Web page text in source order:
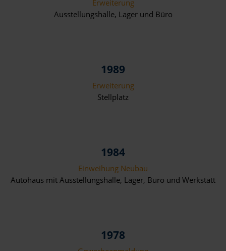
Erweiterung
Ausstellungshalle, Lager und Büro
1989
Erweiterung
Stellplatz
1984
Einweihung Neubau
Autohaus mit Ausstellungshalle, Lager, Büro und Werkstatt
1978